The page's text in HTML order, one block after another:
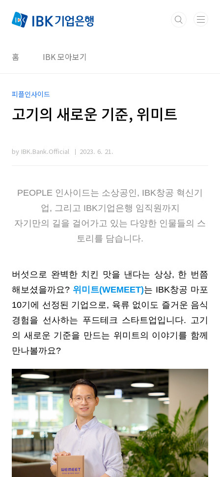
홈 IBK 모아보기
피플인사이드
고기의 새로운 기준, 위미트
by IBK.Bank.Official 2023. 6. 21.
PEOPLE 인사이드는 소상공인, IBK창공 혁신기
업, 그리고 IBK기업은행 임직원까지
자기만의 길을 걸어가고 있는 다양한 인물들의 스
토리를 담습니다.
버섯으로 완벽한 치킨 맛을 낸다는 상상, 한 번쯤
해보셨을까요? 위미트(WEMEET)는 IBK창공 마포
10기에 선정된 기업으로, 육류 없이도 즐거운 음식
경험을 선사하는 푸드테크 스타트업입니다. 고기
의 새로운 기준을 만드는 위미트의 이야기를 함께
만나볼까요?